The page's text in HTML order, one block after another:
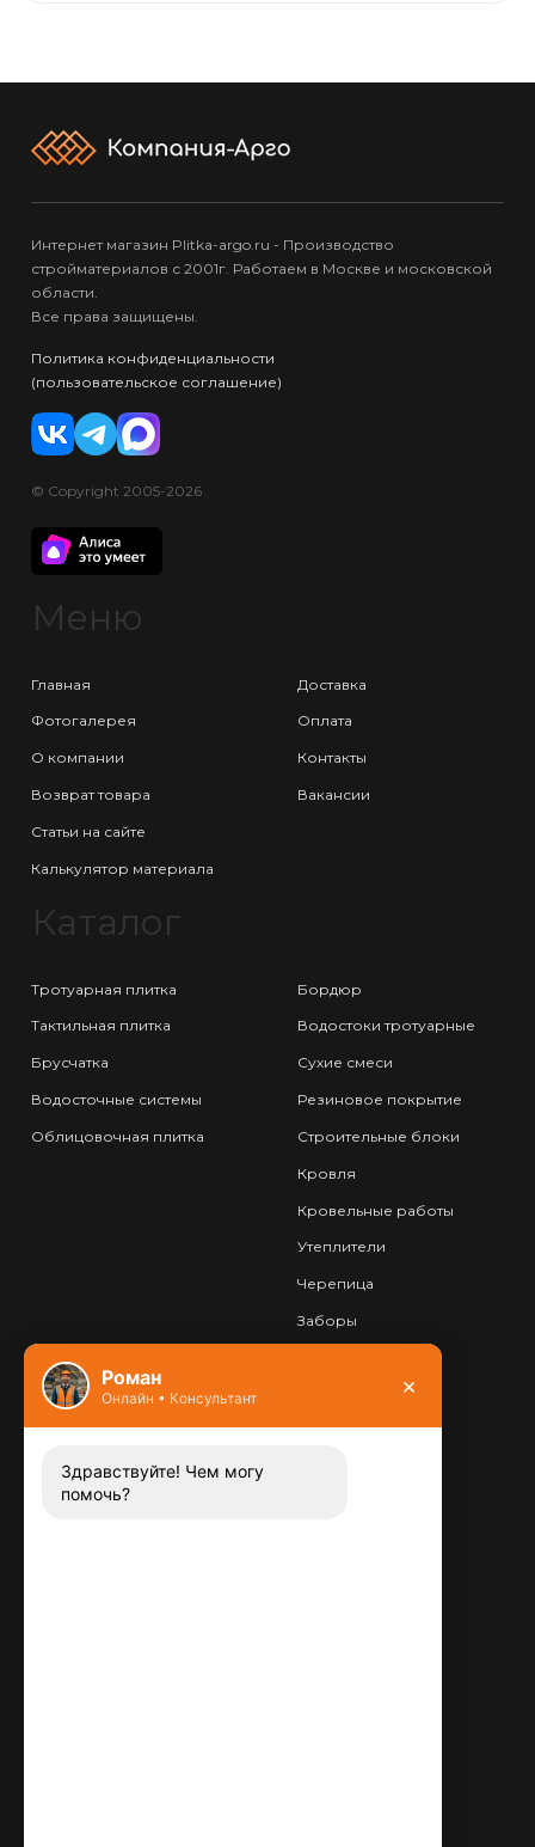
Интернет магазин Plitka-argo.ru - Производство
стройматериалов с 2001г. Работаем в Москве и московской
области.
Все права защищены.
Политика конфиденциальности
(пользовательское соглашение)
© Copyright 2005-2026
Меню
Главная
Фотогалерея
О компании
Возврат товара
Статьи на сайте
Калькулятор материала
Доставка
Оплата
Контакты
Вакансии
Каталог
Тротуарная плитка
Тактильная плитка
Брусчатка
Водосточные системы
Облицовочная плитка
Бордюр
Водостоки тротуарные
Сухие смеси
Резиновое покрытие
Строительные блоки
Кровля
Кровельные работы
Утеплители
Черепица
Заборы
Контакты
Заказать звонок
Роман
Онлайн • Консультант ×
Здравствуйте! Чем могу
помочь?